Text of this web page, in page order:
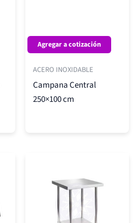
Agregar a cotización
ACERO INOXIDABLE
Campana Central
250×100 cm